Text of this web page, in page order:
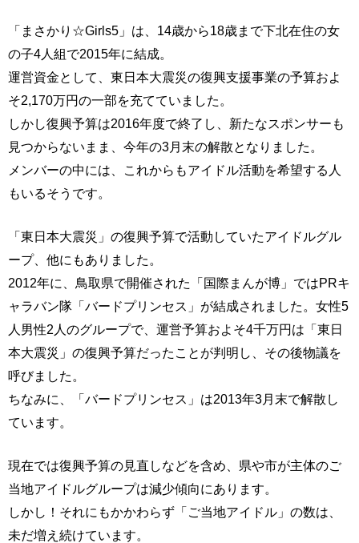
「まさかり☆Girls5」は、14歳から18歳まで下北在住の女
の子4人組で2015年に結成。
運営資金として、東日本大震災の復興支援事業の予算およ
そ2,170万円の一部を充てていました。
しかし復興予算は2016年度で終了し、新たなスポンサーも
見つからないまま、今年の3月末の解散となりました。
メンバーの中には、これからもアイドル活動を希望する人
もいるそうです。
「東日本大震災」の復興予算で活動していたアイドルグル
ープ、他にもありました。
2012年に、鳥取県で開催された「国際まんが博」ではPRキ
ャラバン隊「バードプリンセス」が結成されました。女性5
人男性2人のグループで、運営予算およそ4千万円は「東日
本大震災」の復興予算だったことが判明し、その後物議を
呼びました。
ちなみに、「バードプリンセス」は2013年3月末で解散し
ています。
現在では復興予算の見直しなどを含め、県や市が主体のご
当地アイドルグループは減少傾向にあります。
しかし！それにもかかわらず「ご当地アイドル」の数は、
未だ増え続けています。